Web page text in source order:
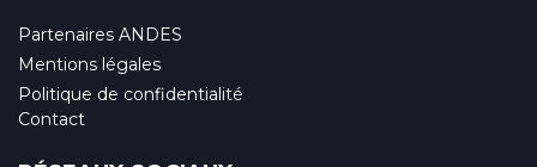
Partenaires ANDES
Mentions légales
Politique de confidentialité
Contact